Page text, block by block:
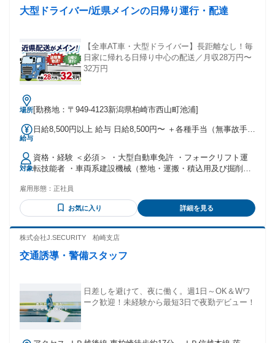
大型ドライバー/近県メインの日帰り運行・配達
【全車AT車・大型ドライバー】長距離なし！毎
日家に帰れる日帰り中心の配送／月収28万円〜
32万円
場所[勤務地：〒949-4123新潟県柏崎市西山町池浦]
給与
日給8,500円以上 給与 日給8,500円〜 ＋各種手当（無事故手
32万円（諸手当含） 1年無事故無違反の方はプチボーナスあ
り！
対象
資格・経験 ＜必須＞ ・大型自動車免許 ・フォークリフト運
転技能者 ・車両系建設機械（整地・運搬・積込用及び掘削
歳以上（深夜勤務ある為） ・64歳以下（省令1号） 資格・経
験を活かして、 即戦力としてご活躍いただける環境です！ ▼
こんな方におすすめ ・大型免許を活かして働きたい方 ・毎日
きたい方 ・安全設備が整った環境で働きたい方 ・経験を活か
転手 ・トレーラードライバー ・長距離ドライバー ・配送、
雇用形態： 正社員
お気に入り 詳細を見る
株式会社J.SECURITY 柏崎支店
交通誘導・警備スタッフ
日差しを避けて、夜に働く。週1日～OK＆Wワ
ーク歓迎！未経験から最短3日で夜勤デビュー！